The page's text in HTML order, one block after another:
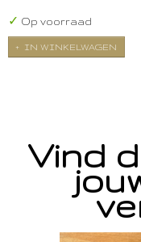
✓ Op voorraad
IN WINKELWAGEN
Vind